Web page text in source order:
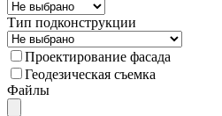
Тип подконструкции
Проектирование фасада
Геодезическая съемка
Файлы